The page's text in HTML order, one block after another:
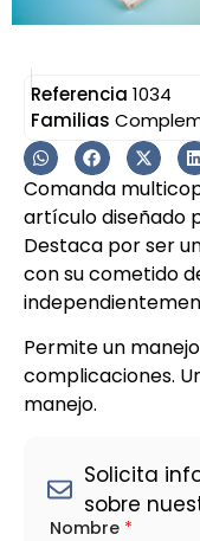
Referencia 1034
Familias
Comanda
artículo diseñado
Destaca por ser
con su cometido
Permite un
complicaciones.
manejo.
Solicita
sobre
Nombre *